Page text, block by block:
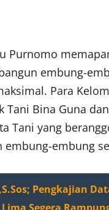
Purnomo
embung-
Para
Bina Guna
Tani yang
embung
Pengkajian